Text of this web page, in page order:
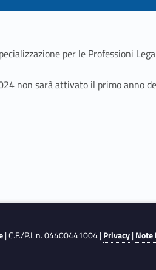
per le Professioni
non sarà attivato il primo anno
| C.F./P.I. n. 04400441004 |Privacy|Note